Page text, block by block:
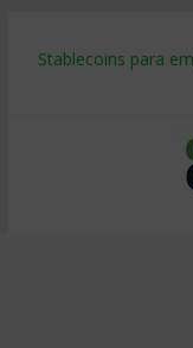
Stablecoins para
Despido
IA en selección de
Trabajo forzoso
Mercado hispano